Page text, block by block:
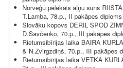
Norvēģu pēlēkais aļņu suns
T.Lamba, 78.p., II pakāpes diploms
Slovāku kopovs DERIL SPOD
D.Savčenko, 70.p., III pakāpes
Rietumsibīrijas laika BAIRA
& N.Zvirgzdiņš, 70.p., III pakāpes
Rietumsibīrijas laika VETKA